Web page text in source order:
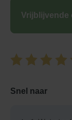
Vrijblijvende
Snel naar